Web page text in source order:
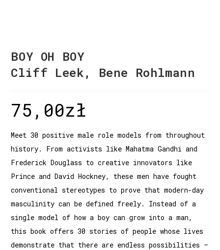
BOY OH BOY
Cliff Leek, Bene Rohlmann
75,00zł
Meet 30 positive male role models from throughout
history. From activists like Mahatma Gandhi and
Frederick Douglass to creative innovators like
Prince and David Hockney, these men have fought
conventional stereotypes to prove that modern-day
masculinity can be defined freely. Instead of a
single model of how a boy can grow into a man,
this book offers 30 stories of people whose lives
demonstrate that there are endless possibilities –